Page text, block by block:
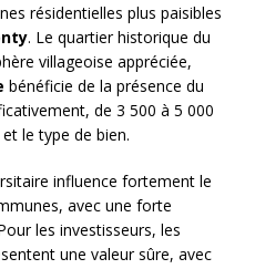
résidentielles plus paisibles
. Le quartier historique du
villageoise appréciée,
bénéficie de la présence du
de 3 500 à 5 000
le type de bien.
influence fortement le
avec une forte
les investisseurs, les
une valeur sûre, avec